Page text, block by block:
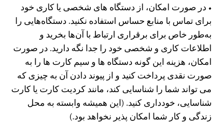
• در صورت امکان، از دستگاه های شخصی یا کاری خود
برای تماس با منابع حساس استفاده نکنید. دستگاه‌هایی را
به‌طور خاص برای برقراری ارتباط با آن‌ها بخرید و
اطلاعات کاری و شخصی خود را جدا نگه دارید. در صورت
امکان، هزینه این گونه دستگاه ها و سیم کارت ها را به
صورت نقدی پرداخت کنید و از پیوند دادن آن به چیزی که
می تواند شما را شناسایی کند، مانند کردیت کارت یا کارت
شناسایی، خودداری کنید. (این همیشه وابسته به محل
زندگی و کار شما امکان پذیر نخواهد بود.)